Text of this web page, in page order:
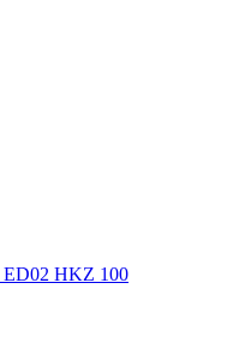
ED02 HKZ 100